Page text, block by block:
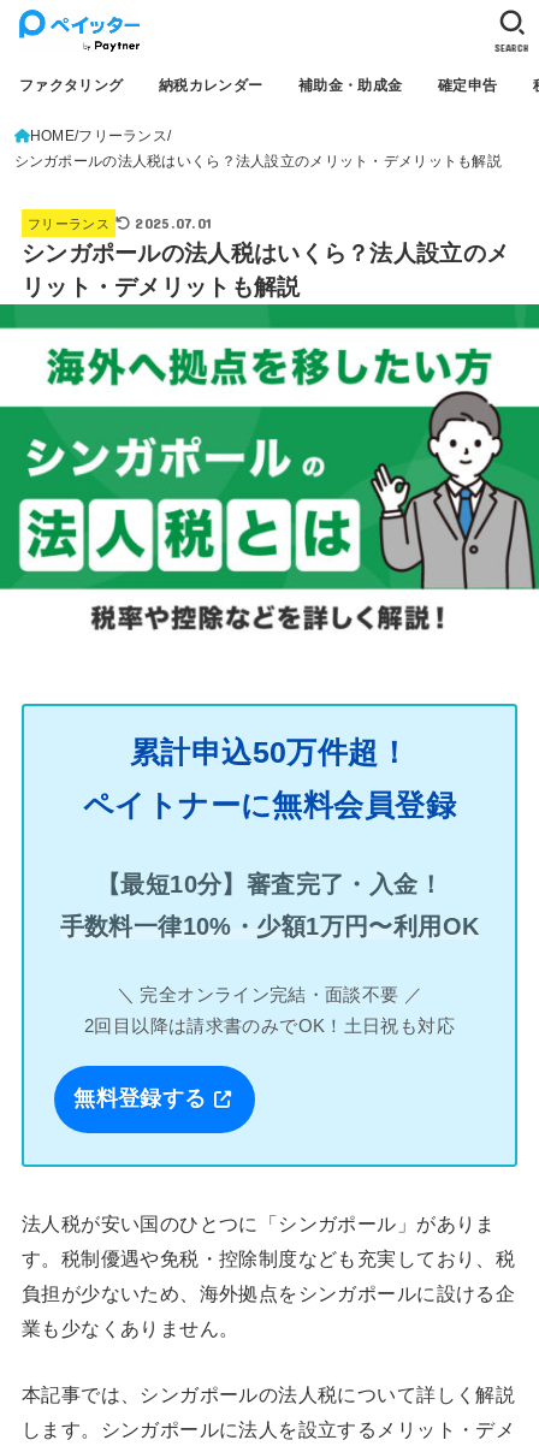
ファクタリング 納税カレンダー 補助金・助成金 確定申告
SEARCH
HOME フリーランス
シンガポールの法人税はいくら？法人設立のメリット・デメリットも解説
フリーランス 2025.07.01
シンガポールの法人税はいくら？法人設立のメ
リット・デメリットも解説
累計申込50万件超！
ペイトナーに無料会員登録
【最短10分】審査完了・入金！
手数料一律10%・少額1万円〜利用OK
＼ 完全オンライン完結・面談不要 ／
2回目以降は請求書のみでOK！土日祝も対応
無料登録する
法人税が安い国のひとつに「シンガポール」がありま
す。税制優遇や免税・控除制度なども充実しており、税
負担が少ないため、海外拠点をシンガポールに設ける企
業も少なくありません。
本記事では、シンガポールの法人税について詳しく解説
します。シンガポールに法人を設立するメリット・デメ